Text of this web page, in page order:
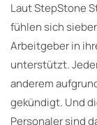
Laut StepStone
fühlen sich
Arbeitgeber in
unterstützt.
anderem
gekündigt. Und
Personaler sind